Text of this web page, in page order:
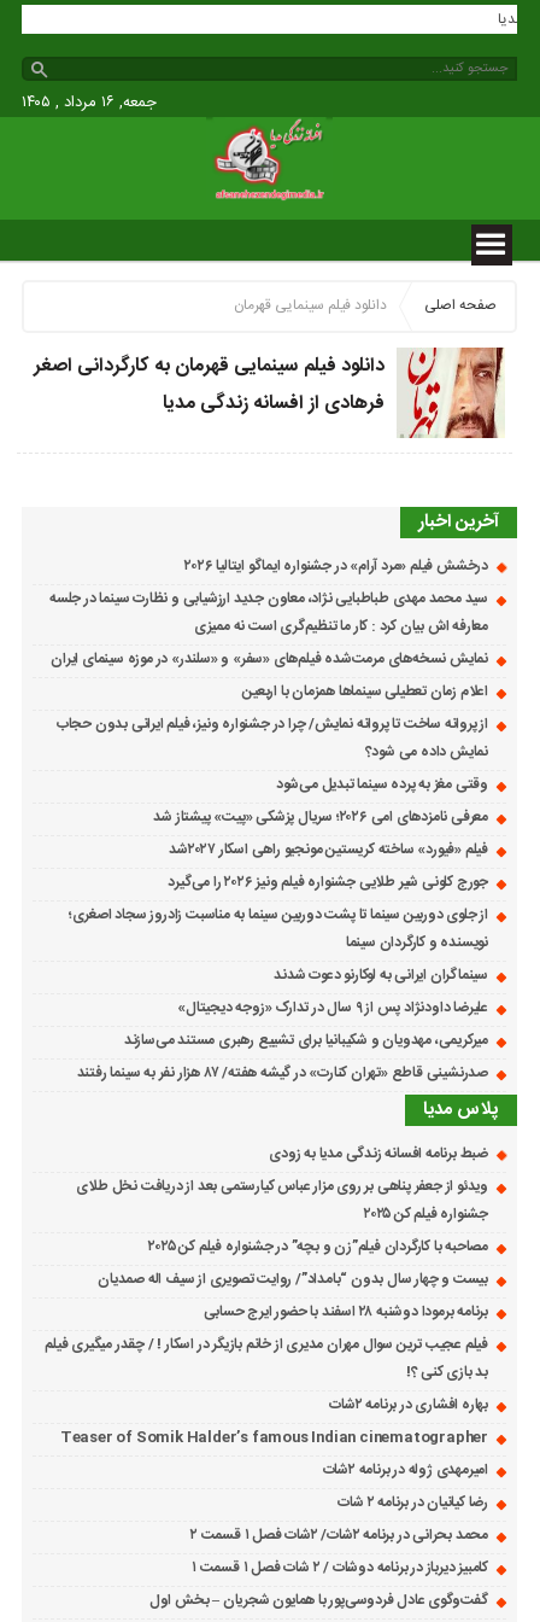
مدیا
جمعه, ۱۶ مرداد , ۱۴۰۵
صفحه اصلی دانلود فیلم سینمایی قهرمان
دانلود فیلم سینمایی قهرمان به کارگردانی اصغر
فرهادی از افسانه زندگی مدیا
آخرین اخبار
درخشش فیلم «مرد آرام» در جشنواره ایماگو ایتالیا ۲۰۲۶
سید محمد مهدی طباطبایی نژاد، معاون جدید ارزشیابی و نظارت سینما در جلسه
معارفه اش بیان کرد : کار ما تنظیم‌گری است نه ممیزی
نمایش نسخه‌های مرمت‌شده فیلم‌های «سفر» و «سلندر» در موزه سینمای ایران
اعلام زمان تعطیلی سینماها همزمان با اربعین
از پروانه ساخت تا پروانه نمایش/ چرا در جشنواره ونیز، فیلم ایرانی بدون حجاب
نمایش داده می شود؟
وقتی مغز به پرده سینما تبدیل می‌شود
معرفی نامزدهای امی ۲۰۲۶؛ سریال پزشکی «پیت» پیشتاز شد
فیلم «فیورد» ساخته کریستین مونجیو راهی اسکار ۲۰۲۷شد
جورج کلونی شیر طلایی جشنواره فیلم ونیز ۲۰۲۶ را می‌گیرد
از جلوی دوربین سینما تا پشت دوربین سینما به مناسبت زادروز سجاد اصغری؛
نویسنده و کارگردان سینما
سینماگران ایرانی به لوکارنو دعوت شدند
علیرضا داودنژاد پس از ۹ سال در تدارک «زوجه دیجیتال»
میرکریمی، مهدویان و شکیبانیا برای تشییع رهبری مستند می‌سازند
صدرنشینی قاطع «تهران کنارت» در گیشه هفته/ ۸۷ هزار نفر به سینما رفتند
پلاس مدیا
ضبط برنامه افسانه زندگی مدیا به زودی
ویدئو از جعفر پناهی بر روی مزار عباس کیارستمی بعد از دریافت نخل طلای
جشنواره فیلم کن ۲۰۲۵
مصاحبه با کارگردان فیلم”زن و بچه” در جشنواره فیلم کن ۲۰۲۵
بیست و چهار سال بدون “بامداد”/ روایت تصویری از سیف اله صمدیان
برنامه برمودا دوشنبه ۲۸ اسفند با حضور ایرج حسابی
فیلم عجیب ترین سوال مهران مدیری از خانم بازیگر در اسکار ! / چقدر میگیری فیلم
بد بازی کنی ؟!
بهاره افشاری در برنامه ۲شات
Teaser of Somik Halder’s famous Indian cinematographer
امیرمهدی ژوله در برنامه ۲شات
رضا کیانیان در برنامه ۲ شات
محمد بحرانی در برنامه ۲شات/ ۲شات فصل ۱ قسمت ۲
کامبیز دیرباز در برنامه دوشات / ۲ شات فصل ۱ قسمت ۱
گفت‌وگوی عادل فردوسی‌پور با همایون شجریان – بخش اول